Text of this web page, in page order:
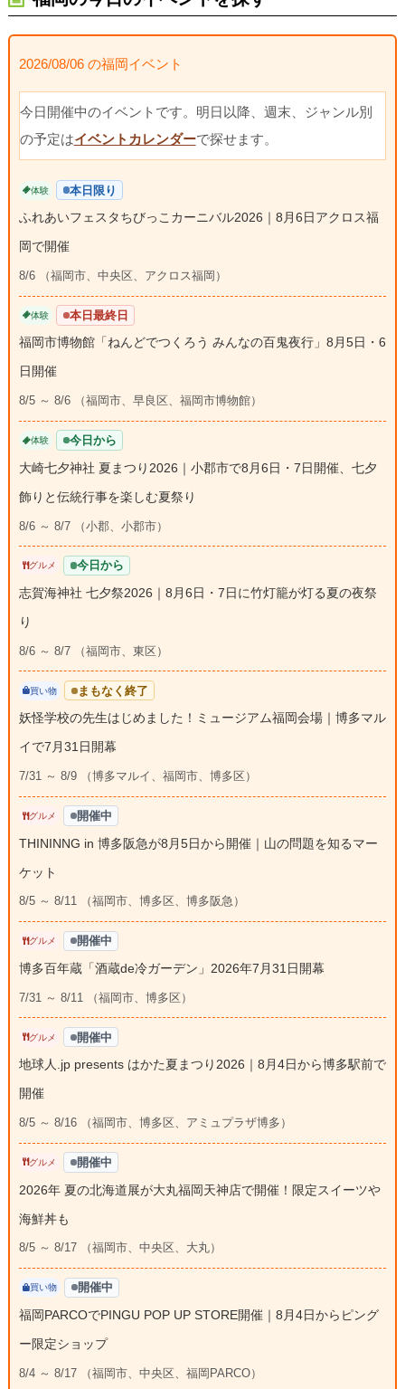
2026/08/06 の福岡イベント
今日開催中のイベントです。明日以降、週末、ジャンル別
の予定はイベントカレンダーで探せます。
体験 本日限り
ふれあいフェスタちびっこカーニバル2026｜8月6日アクロス福
岡で開催
8/6 （福岡市、中央区、アクロス福岡）
体験 本日最終日
福岡市博物館「ねんどでつくろう みんなの百鬼夜行」8月5日・6
日開催
8/5 ～ 8/6 （福岡市、早良区、福岡市博物館）
体験 今日から
大崎七夕神社 夏まつり2026｜小郡市で8月6日・7日開催、七夕
飾りと伝統行事を楽しむ夏祭り
8/6 ～ 8/7 （小郡、小郡市）
グルメ 今日から
志賀海神社 七夕祭2026｜8月6日・7日に竹灯籠が灯る夏の夜祭
り
8/6 ～ 8/7 （福岡市、東区）
買い物 まもなく終了
妖怪学校の先生はじめました！ミュージアム福岡会場｜博多マル
イで7月31日開幕
7/31 ～ 8/9 （博多マルイ、福岡市、博多区）
グルメ 開催中
THININNG in 博多阪急が8月5日から開催｜山の問題を知るマー
ケット
8/5 ～ 8/11 （福岡市、博多区、博多阪急）
グルメ 開催中
博多百年蔵「酒蔵de冷ガーデン」2026年7月31日開幕
7/31 ～ 8/11 （福岡市、博多区）
グルメ 開催中
地球人.jp presents はかた夏まつり2026｜8月4日から博多駅前で
開催
8/5 ～ 8/16 （福岡市、博多区、アミュプラザ博多）
グルメ 開催中
2026年 夏の北海道展が大丸福岡天神店で開催！限定スイーツや
海鮮丼も
8/5 ～ 8/17 （福岡市、中央区、大丸）
買い物 開催中
福岡PARCOでPINGU POP UP STORE開催｜8月4日からピング
ー限定ショップ
8/4 ～ 8/17 （福岡市、中央区、福岡PARCO）